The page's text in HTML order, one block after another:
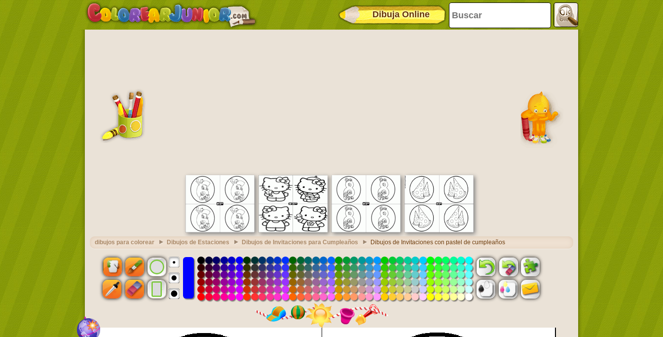
Dibuja Online
dibujos para colorear Dibujos de Estaciones Dibujos de Invitaciones para Cumpleaños Dibujos de Invitaciones con pastel de cumpleaños